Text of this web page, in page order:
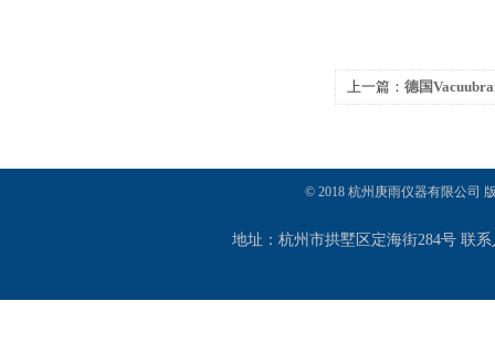
上一篇： 德国
© 2018 杭州庚雨仪器有限公司
地址：杭州市拱墅区定海街284号 联